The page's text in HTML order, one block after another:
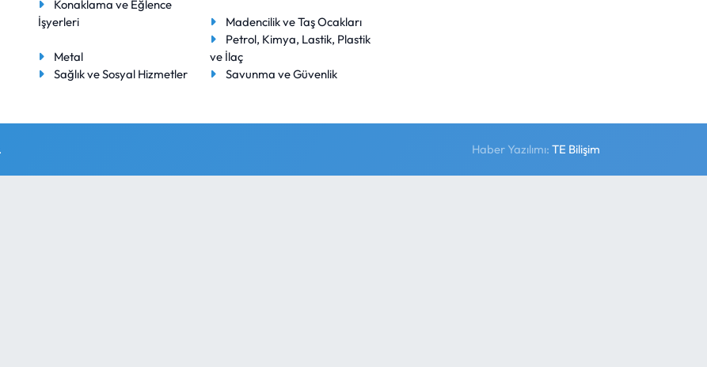
Konaklama ve Eğlence
İşyerleri
Madencilik ve Taş Ocakları
Metal
Petrol, Kimya, Lastik, Plastik
ve İlaç
Sağlık ve Sosyal Hizmetler
Savunma ve Güvenlik
Haber Yazılımı:TE Bilişim